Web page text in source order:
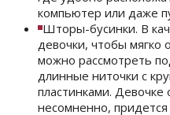
компьютер или даже
Шторы-бусинки. В
девочки, чтобы мягко
можно рассмотреть
длинные ниточки с
пластинками. Девочке
несомненно,